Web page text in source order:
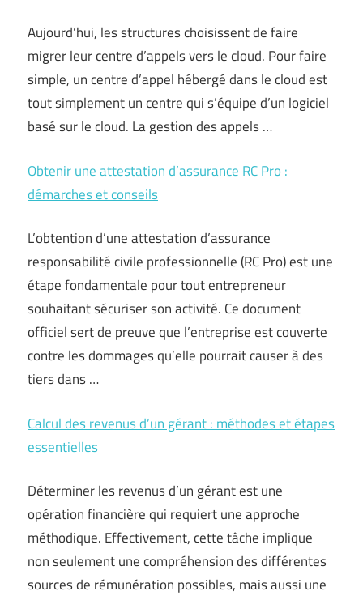
Aujourd’hui, les structures choisissent de faire
migrer leur centre d’appels vers le cloud. Pour faire
simple, un centre d’appel hébergé dans le cloud est
tout simplement un centre qui s’équipe d’un logiciel
basé sur le cloud. La gestion des appels …
Obtenir une attestation d’assurance RC Pro :
démarches et conseils
L’obtention d’une attestation d’assurance
responsabilité civile professionnelle (RC Pro) est une
étape fondamentale pour tout entrepreneur
souhaitant sécuriser son activité. Ce document
officiel sert de preuve que l’entreprise est couverte
contre les dommages qu’elle pourrait causer à des
tiers dans …
Calcul des revenus d’un gérant : méthodes et étapes
essentielles
Déterminer les revenus d’un gérant est une
opération financière qui requiert une approche
méthodique. Effectivement, cette tâche implique
non seulement une compréhension des différentes
sources de rémunération possibles, mais aussi une